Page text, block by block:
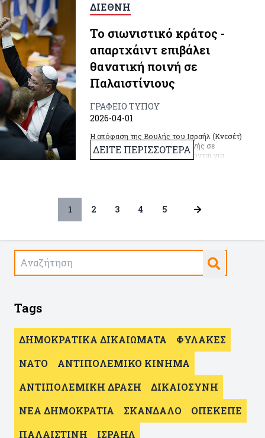
ΔΙΕΘΝΗ
Το σιωνιστικό κράτος -
απαρτχάιντ επιβάλει
θανατική ποινή σε
Παλαιστίνιους
ΓΡΑΦΕΙΟ ΤΥΠΟΥ
2026-04-01
Η απόφαση της Βουλής του Ισραήλ (Κνεσέτ)
για την επιβολή θανατικής ποινής σε
Παλαιστίνιους που καταδικάζονται για
ΔΕΙΤΕ ΠΕΡΙΣΣΟΤΕΡΑ
1 2 3 4 5
Tags
ΔΗΜΟΚΡΑΤΙΚΑ ΔΙΚΑΙΩΜΑΤΑ
ΦΥΛΑΚΕΣ
ΝΑΤΟ
ΑΝΤΙΠΟΛΕΜΙΚΟ ΚΙΝΗΜΑ
ΑΝΤΙΠΟΛΕΜΙΚΗ ΔΡΑΣΗ
ΔΙΚΑΙΟΣΥΝΗ
ΝΕΑ ΔΗΜΟΚΡΑΤΙΑ
ΣΚΑΝΔΑΛΟ
ΟΠΕΚΕΠΕ
ΠΑΛΑΙΣΤΙΝΗ
ΙΣΡΑΗΛ